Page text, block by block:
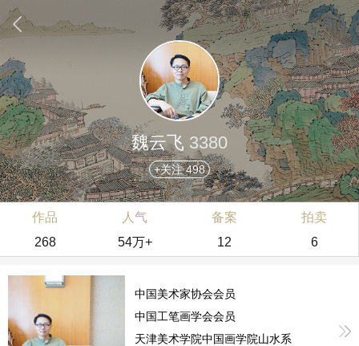
魏云飞 3380
+关注 498
作品
268
人气
54万+
备案
12
拍卖
6
中国美术家协会会员
中国工笔画学会会员
天津美术学院中国画学院山水系